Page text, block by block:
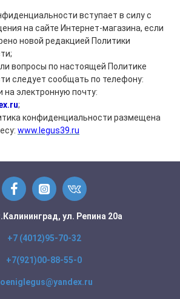
вступает в силу с
на сайте Интернет-магазина, если
новой редакцией Политики
вопросы по настоящей Политике
следует сообщать по телефону:
на электронную почту:
;
конфиденциальности размещена
www.legus39.ru
ул. Репина 20а
+7 (4012)95-70-32
+7(921)00-88-55-0